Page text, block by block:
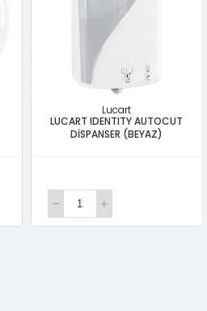
Lucart
LUCART IDENTITY AUTOCUT
DİSPANSER (BEYAZ)